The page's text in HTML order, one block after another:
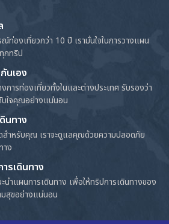
ท่องเที่ยวกว่า 10 ปี เรามั่นใจในการวางแผน
กทริป
นเอง
การท่องเที่ยวทั้งในและต่างประเทศ รับรองว่า
บใจคุณอย่างแน่นอน
นทาง
ำหรับคุณ เราจะดูแลคุณด้วยความปลอดภัย
าง
รเดินทาง
ะนำแผนการเดินทาง เพื่อให้ทริปการเดินทางของ
มสุขอย่างแน่นอน